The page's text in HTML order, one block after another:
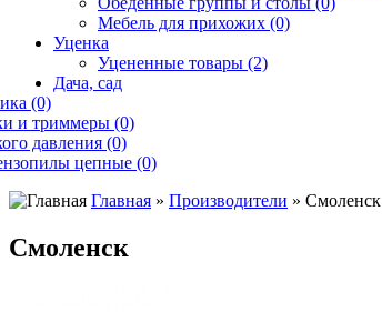
Мебель для прихожих (0)
Уценка
Уцененные товары (2)
Дача, сад
(0)
и триммеры (0)
давления (0)
цепные (0)
Главная » Производители » Смоленск
Смоленск